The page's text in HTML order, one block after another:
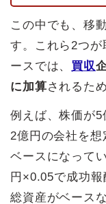
この中でも、移
す。これら2つ
ースでは、 買収
に加算されるた
例えば、株価が
2億円の会社を
ベースになって
円×0.05で成功
総資産がベース